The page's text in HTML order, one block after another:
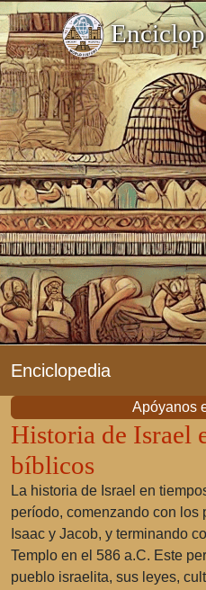
Enciclopedia
Apóyanos
Historia de Israel
bíblicos
La historia de Israel en
período, comenzando con los
Isaac y Jacob, y terminando
Templo en el 586 a.C. Este
pueblo israelita, sus leyes,